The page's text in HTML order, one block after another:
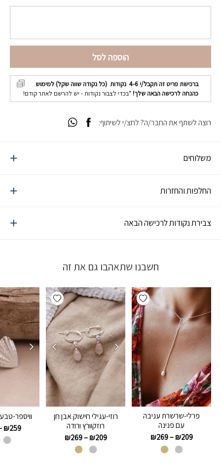
הוספה לסל
ברכישת פריט זה תקבל/י 4-6 נקודות (כל נקודה שווה שקל) למימוש
כהנחה לרכישה הבאה שלך! *בכדי לצבור נקודות - יש להרשם לאתר קודם!
משלוחים
החלפות והחזרות
צבירת נקודות לרכישה הבאה
רוצה לשתף את החבר/ה? לחצ/י לשיתוף:
חשבנו שתאהבו גם את זה
Add wishlist
פרלי-שרשרת עניבה
עם פנינה
₪209
–
₪269
Add wishlist
רוזי-עגילי חישוק אבן חן
רוזקוורץ ורודה
₪209
–
₪269
וויספר-
₪259